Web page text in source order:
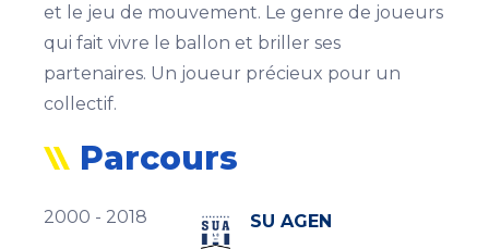
et le jeu de mouvement. Le genre de joueurs
qui fait vivre le ballon et briller ses
partenaires. Un joueur précieux pour un
collectif.
Parcours
2000 - 2018
SU AGEN